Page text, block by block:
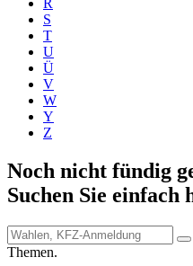
R
S
T
U
Ü
V
W
Y
Z
Noch nicht fündig
Suchen Sie einfach
Themen.